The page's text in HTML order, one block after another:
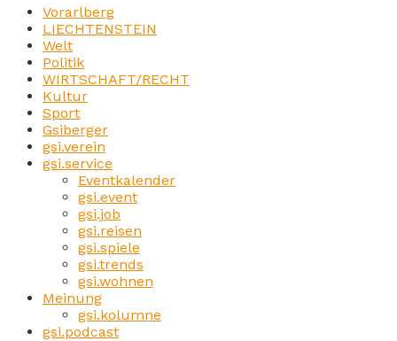
Vorarlberg
LIECHTENSTEIN
Welt
Politik
WIRTSCHAFT/RECHT
Kultur
Sport
Gsiberger
gsi.verein
gsi.service
Eventkalender
gsi.event
gsi.job
gsi.reisen
gsi.spiele
gsi.trends
gsi.wohnen
Meinung
gsi.kolumne
gsi.podcast